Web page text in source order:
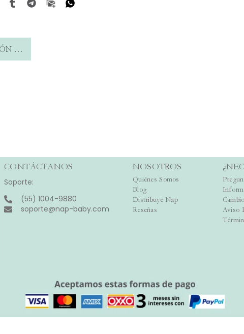
PUBLICACIÓN ANTERIOR
CONTÁCTANOS
Soporte:
(55) 1004-9880
soporte@nap-baby.com
NOSOTROS
Quiénes Somos
Blog
Distribuye Nap
Reseñas
Aviso